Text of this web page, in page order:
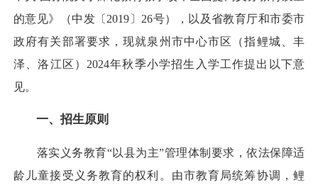
的意见》（中发〔2019〕26号），以及省教育厅和市委市
政府有关部署要求，现就泉州市中心市区（指鲤城、丰
泽、洛江区）2024年秋季小学招生入学工作提出以下意
见。
一、招生原则
落实义务教育“以县为主”管理体制要求，依法保障适
龄儿童接受义务教育的权利。由市教育局统筹协调，鲤